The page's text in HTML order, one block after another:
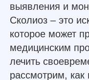
выявления и
Сколиоз – это
которое может
медицинским
лечить
рассмотрим, как